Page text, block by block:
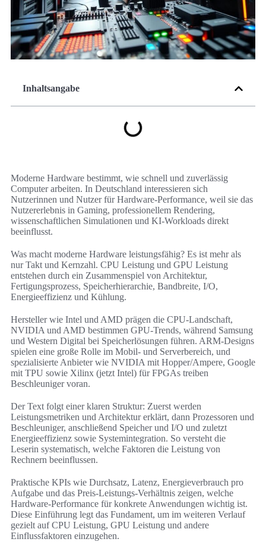
Inhaltsangabe
Moderne Hardware bestimmt, wie schnell und zuverlässig
Computer arbeiten. In Deutschland interessieren sich
Nutzerinnen und Nutzer für Hardware-Performance, weil sie das
Nutzererlebnis in Gaming, professionellem Rendering,
wissenschaftlichen Simulationen und KI-Workloads direkt
beeinflusst.
Was macht moderne Hardware leistungsfähig? Es ist mehr als
nur Takt und Kernzahl. CPU Leistung und GPU Leistung
entstehen durch ein Zusammenspiel von Architektur,
Fertigungsprozess, Speicherhierarchie, Bandbreite, I/O,
Energieeffizienz und Kühlung.
Hersteller wie Intel und AMD prägen die CPU-Landschaft,
NVIDIA und AMD bestimmen GPU-Trends, während Samsung
und Western Digital bei Speicherlösungen führen. ARM-Designs
spielen eine große Rolle im Mobil- und Serverbereich, und
spezialisierte Anbieter wie NVIDIA mit Hopper/Ampere, Google
mit TPU sowie Xilinx (jetzt Intel) für FPGAs treiben
Beschleuniger voran.
Der Text folgt einer klaren Struktur: Zuerst werden
Leistungsmetriken und Architektur erklärt, dann Prozessoren und
Beschleuniger, anschließend Speicher und I/O und zuletzt
Energieeffizienz sowie Systemintegration. So versteht die
Leserin systematisch, welche Faktoren die Leistung von
Rechnern beeinflussen.
Praktische KPIs wie Durchsatz, Latenz, Energieverbrauch pro
Aufgabe und das Preis-Leistungs-Verhältnis zeigen, welche
Hardware-Performance für konkrete Anwendungen wichtig ist.
Diese Einführung legt das Fundament, um im weiteren Verlauf
gezielt auf CPU Leistung, GPU Leistung und andere
Einflussfaktoren einzugehen.